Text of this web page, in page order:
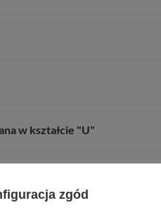
w kształcie "U"
zgód